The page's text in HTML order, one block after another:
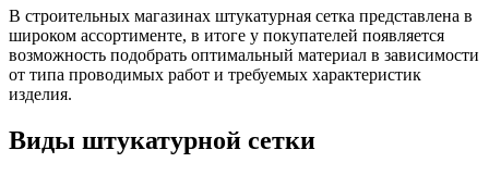
В строительных магазинах штукатурная сетка представлена в
широком ассортименте, в итоге у покупателей появляется
возможность подобрать оптимальный материал в зависимости
от типа проводимых работ и требуемых характеристик
изделия.
Виды штукатурной сетки